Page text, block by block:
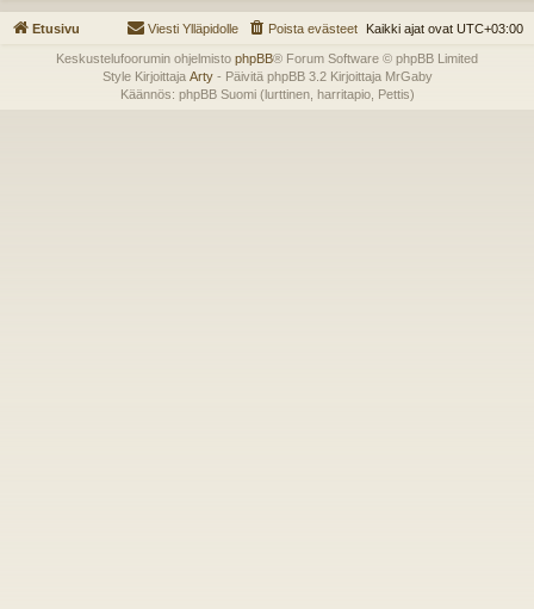
t
Etusivu Kaikki ajat ovat UTC+03:00
Poista evästeet
Viesti Ylläpidolle
Keskustelufoorumin ohjelmisto phpBB® Forum Software © phpBB Limited
Style Kirjoittaja Arty- Päivitä phpBB 3.2 Kirjoittaja MrGaby
Käännös: phpBB Suomi (lurttinen, harritapio, Pettis)